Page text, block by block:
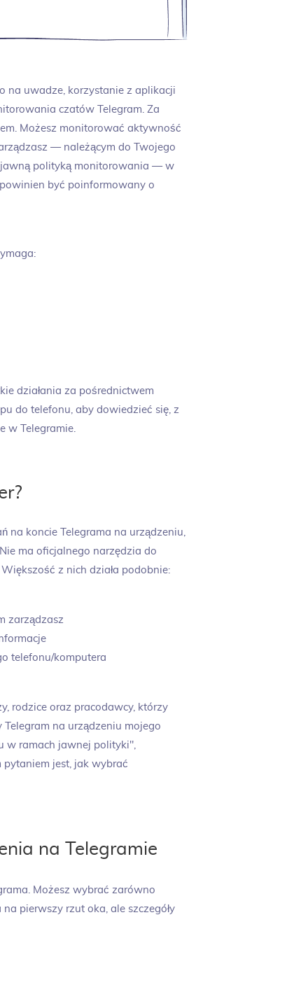
na uwadze, korzystanie z aplikacji
czatów Telegram. Za
Możesz monitorować aktywność
— należącym do Twojego
jawną polityką monitorowania — w
być poinformowany o
działania za pośrednictwem
do telefonu, aby dowiedzieć się, z
w Telegramie.
na koncie Telegrama na urządzeniu,
ma oficjalnego narzędzia do
z nich działa podobnie:
zarządzasz
telefonu/komputera
rodzice oraz pracodawcy, którzy
na urządzeniu mojego
w ramach jawnej polityki",
jest, jak wybrać
na Telegramie
Możesz wybrać zarówno
pierwszy rzut oka, ale szczegóły